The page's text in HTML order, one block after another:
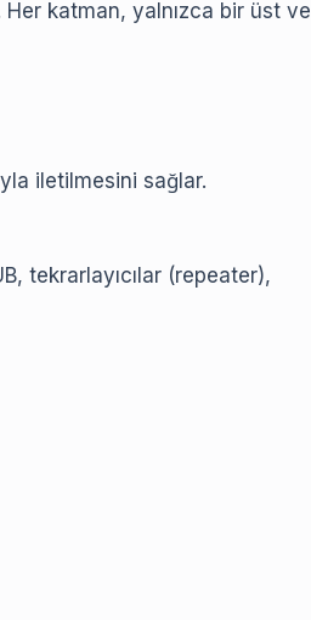
Her katman, yalnızca bir üst ve
iletilmesini sağlar.
tekrarlayıcılar (repeater),